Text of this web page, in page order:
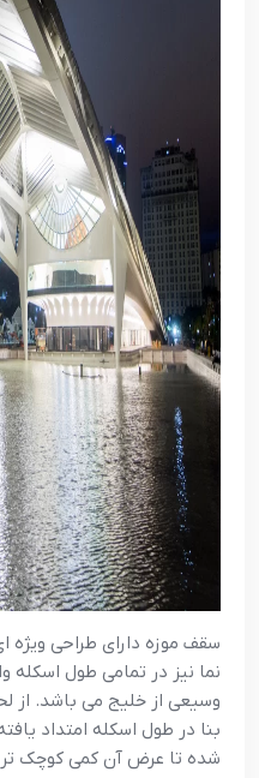
سقف موزه دارای طراحی
نما نیز در تمامی طول
وسیعی از خلیج می باشد. از
بنا در طول اسکله امتداد
شده تا عرض آن کمی کوچک تر